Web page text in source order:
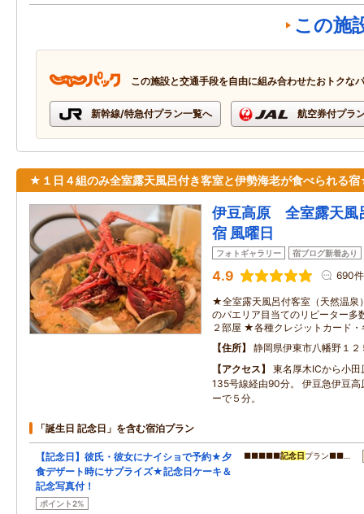
この施
この施設と交通手段を自由に組み合わせたおトクな
新幹線/特急付プラン一覧へ 航空券付プラ
★１日４組のみ全室露天風呂付き客室と伊勢海老が食べられる
伊豆高原 全室露天
宿 風曜日
フォトギャラリー 宿ブログ新着あり
4.9 690件
★全室露天風呂付客室（天然温
のパエリア目当てのリピーター
２部屋 ★各種クレジットカード
住所
静岡県伊東市八幡野１２
アクセス
東名厚木ICから小
135号線経由90分。 伊豆急伊豆高
ーで５分。
「誕生日 記念日」を含む宿泊プラン
【記念日】彼氏・彼女にナイショで予約★夕
食デザート時にサプライズ★記念日ケーキ＆
記念写真付！
ポイント2%
■■■■■記念日 プラン■■…